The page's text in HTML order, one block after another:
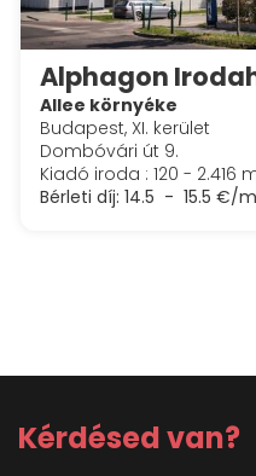
Alphagon
Allee környéke
Budapest, XI. kerület
Dombóvári út 9.
Kiadó iroda : 120 - 2.416
Bérleti díj: 14.5 - 15.5 €/m
Kérdésed van?